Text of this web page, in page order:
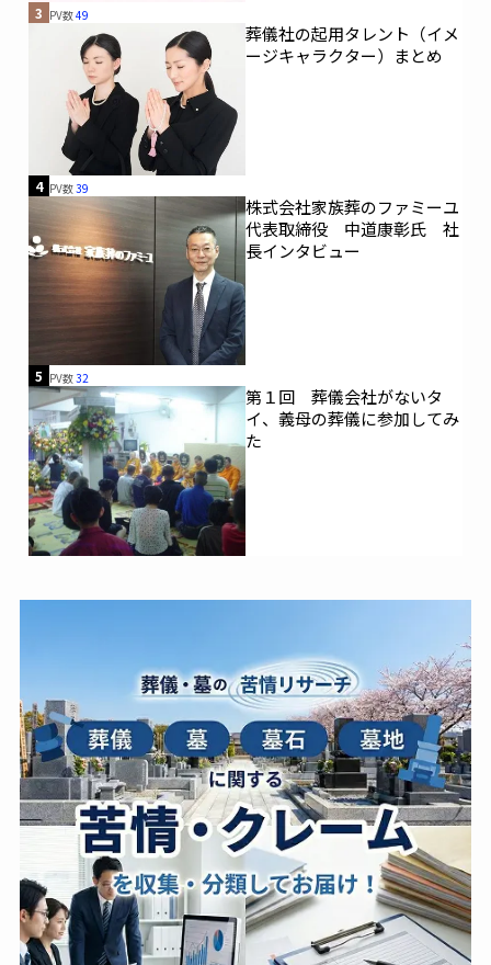
3 PV数49
葬儀社の起用タレント（イメ
ージキャラクター）まとめ
4 PV数39
株式会社家族葬のファミーユ
代表取締役 中道康彰氏 社
長インタビュー
5 PV数32
第１回 葬儀会社がないタ
イ、義母の葬儀に参加してみ
た